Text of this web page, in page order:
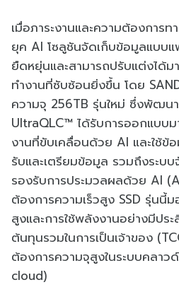
เมื่อภาระงานและความต้องการ
ยุค AI โซลูชันจัดเก็บข้อมูลแบบ
ยืดหยุ่นและสามารถปรับแต่งได้ม
ทำงานที่ซับซ้อนยิ่งขึ้น โดย
ความจุ 256TB รุ่นใหม่ ซึ่งพัฒ
UltraQLC™ ได้รับการออกแบบม
งานที่ขับเคลื่อนด้วย AI และใช้ข้
รับและเตรียมข้อมูล รวมถึงระบ
รองรับการประมวลผลด้วย AI
ต้องการความเร็วสูง SSD รุ่นนี้
สูงและการใช้พลังงานอย่างมีป
ต้นทุนรวมในการเป็นเจ้าของ
ต้องการความจุสูงในระบบคลา
cloud)